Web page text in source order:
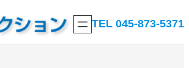
TEL 045-873-5371